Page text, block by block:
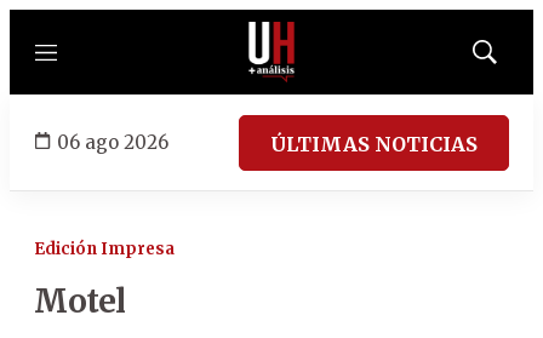
Menú
Mostrar
06 ago 2026 ÚLTIMAS NOTICIAS
Edición Impresa
Motel